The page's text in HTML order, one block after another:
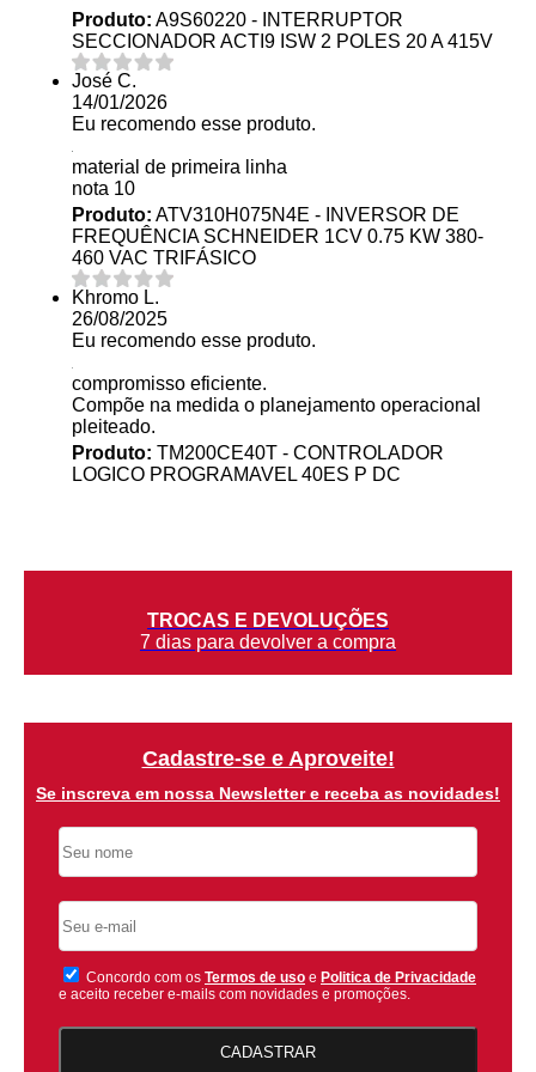
Produto: A9S60220 - INTERRUPTOR
SECCIONADOR ACTI9 ISW 2 POLES 20 A 415V
José C.
14/01/2026
Eu recomendo esse produto.
material de primeira linha
nota 10
Produto: ATV310H075N4E - INVERSOR DE
FREQUÊNCIA SCHNEIDER 1CV 0.75 KW 380-
460 VAC TRIFÁSICO
Khromo L.
26/08/2025
Eu recomendo esse produto.
compromisso eficiente.
Compõe na medida o planejamento operacional
pleiteado.
Produto: TM200CE40T - CONTROLADOR
LOGICO PROGRAMAVEL 40ES P DC
TROCAS E DEVOLUÇÕES
7 dias para devolver a compra
Cadastre-se e Aproveite!
Se inscreva em nossa Newsletter e receba as novidades!
Concordo com os Termos de uso e Politica de Privacidade
e aceito receber e-mails com novidades e promoções.
CADASTRAR